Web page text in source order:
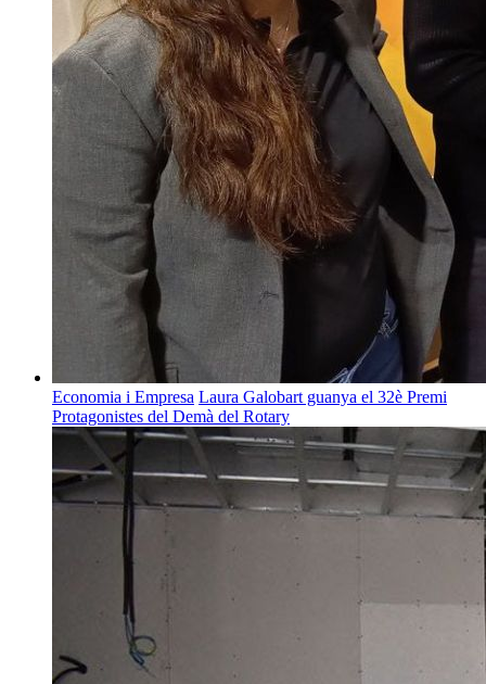
Economia i Empresa Laura Galobart guanya el 32è Premi
Protagonistes del Demà del Rotary